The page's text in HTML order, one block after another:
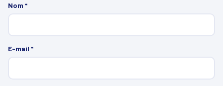
Nom *
E-mail *